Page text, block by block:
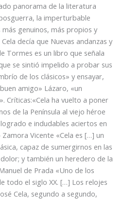
panorama de la literatura
la imperturbable
genuinos, más propios y
decía que Nuevas andanzas y
Tormes es un libro que señala
se sintió impelido a probar sus
de los clásicos» y ensayar,
amigo» Lázaro, «un
Críticas:«Cela ha vuelto a poner
de la Península al viejo héroe
e indudables aciertos en
Vicente «Cela es […] un
capaz de sumergirnos en las
y también un heredero de la
de Prada «Uno de los
todo el siglo XX. […] Los relojes
Cela, segundo a segundo,